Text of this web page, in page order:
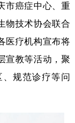
癌症中心、重
物技术协会联合
医疗机构宣布将
宣教等活动，聚
规范诊疗等问